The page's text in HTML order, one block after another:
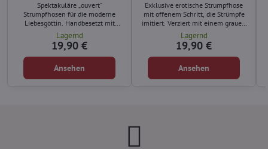
Spektakuläre „ouvert"
Strumpfhosen für die moderne
Liebesgöttin. Handbesetzt mit
Kristallen um den Oberschenkel.
Der Schmuckeffekt verleiht
Exklusivität und Raffinesse, eine
perfekte Ergänzung für
Abendoutfits.
Lagernd
19,90 €
Ansehen
Exklusive erotische Strumpfhose
mit offenem Schritt, die Strümpfe
imitiert. Verziert mit einem grauen
Melange-Streifen mit schwarzen
Punkten.
Lagernd
19,90 €
Ansehen